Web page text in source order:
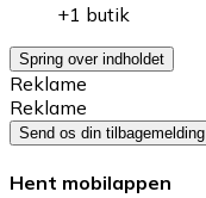
+1 butik
Spring over indholdet
Reklame
Reklame
Send os din tilbagemelding
Hent mobilappen